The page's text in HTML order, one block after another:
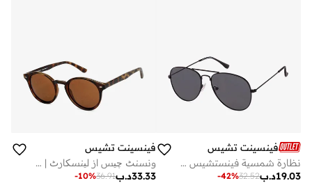
فينسينت تشيس
نظارة شمسية فينستشيس بلاك جراي طيار للرجال والنساء
د.ب19.03
32.52
-42%
فينسينت تشيس
ونسنٹ چیس از لینسکارٹ | بالغوں کے گول دھوپ کے چشمے کچھوے کا فریم، براؤن لینز (بڑا)
د.ب33.33
36.91
-10%